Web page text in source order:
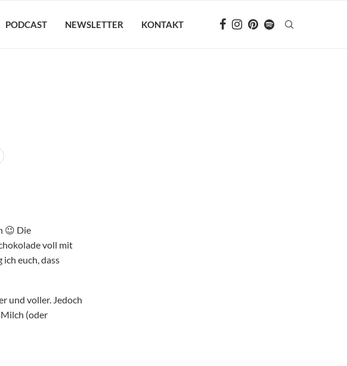
PODCAST NEWSLETTER KONTAKT
😉 Die
voll mit
euch, dass
und voller. Jedoch
(oder